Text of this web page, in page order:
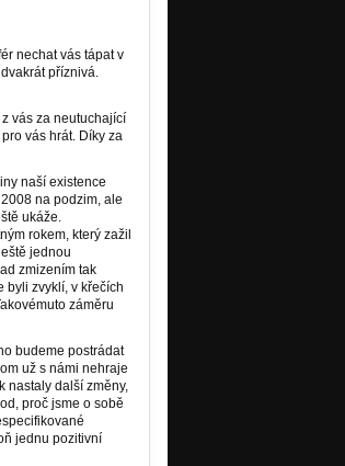
nechat vás tápat v
příznivá.
vás za neutuchající
vás hrát. Díky za
naší existence
na podzim, ale
ukáže.
rokem, který zažil
jednou
zmizením tak
byli zvyklí, v křečích
záměru
budeme postrádat
už s námi nehraje
nastaly další změny,
proč jsme o sobě
jednu pozitivní